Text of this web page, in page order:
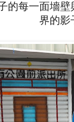
的每一面墻
界的影